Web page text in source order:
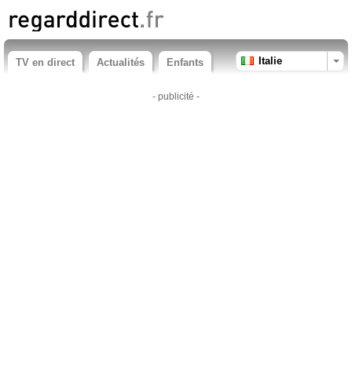
TV en direct Actualités Enfants Italie
- publicité -